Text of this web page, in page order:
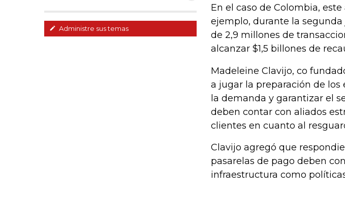
Administre sus temas
En el caso de Colombia,
ejemplo, durante la segunda
de 2,9 millones de
alcanzar $1,5 billones de
Madeleine Clavijo, co
a jugar la preparación de
la demanda y garantizar el
deben contar con aliados
clientes en cuanto al
Clavijo agregó que
pasarelas de pago deben
infraestructura como